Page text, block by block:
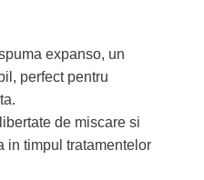
expanso, un
perfect pentru
de miscare si
in timpul tratamentelor